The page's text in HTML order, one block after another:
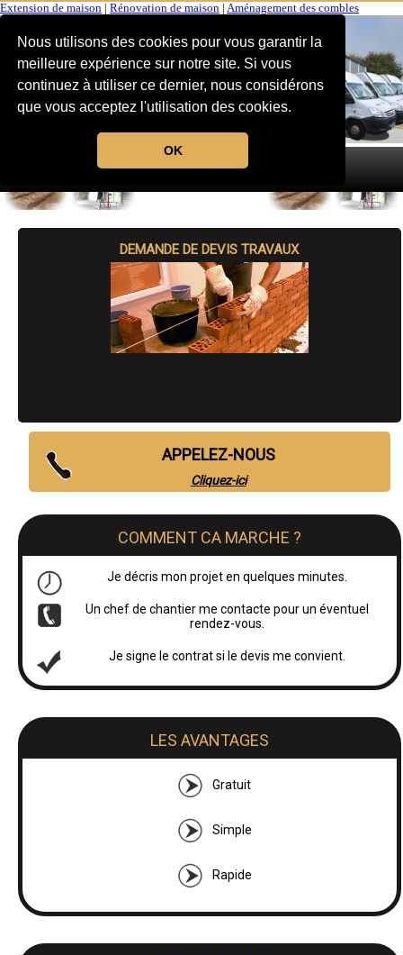
Nous utilisons des cookies pour vous garantir la
meilleure expérience sur notre site. Si vous
continuez à utiliser ce dernier, nous considérons
que vous acceptez l'utilisation des cookies.
OK
Extension de maison Rénovation de maison Aménagement des combles
MENU
DEMANDE DE DEVIS TRAVAUX
APPELEZ-NOUS
Cliquez-ici
COMMENT CA MARCHE ?
Je décris mon projet en quelques minutes.
Un chef de chantier me contacte pour un éventuel
rendez-vous.
Je signe le contrat si le devis me convient.
LES AVANTAGES
Gratuit
Simple
Rapide